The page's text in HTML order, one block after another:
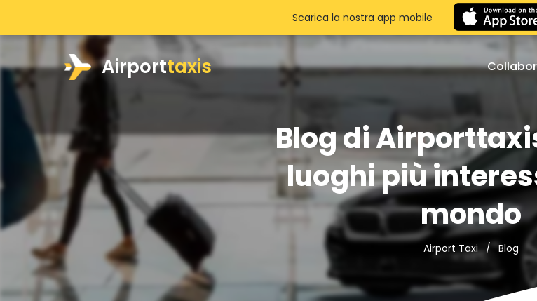
Airporttaxis
Blog di
luoghi più
mondo
Airport Taxi Blog
Scarica la nostra app mobile